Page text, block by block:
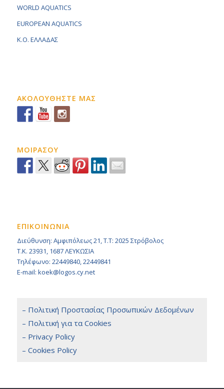
WORLD AQUATICS
EUROPEAN AQUATICS
K.O. ΕΛΛΑΔΑΣ
ΑΚΟΛΟΥΘΗΣΤΕ ΜΑΣ
ΜΟΙΡΑΣΟΥ
ΕΠΙΚΟΙΝΩΝΙΑ
Διεύθυνση: Αμφιπόλεως 21, Τ.Τ: 2025 Στρόβολος
Τ.Κ. 23931, 1687 ΛΕΥΚΩΣΙΑ
Τηλέφωνο: 22449840, 22449841
E-mail: koek@logos.cy.net
– Πολιτική Προστασίας Προσωπικών Δεδομένων
– Πολιτική για τα Cookies
– Privacy Policy
– Cookies Policy